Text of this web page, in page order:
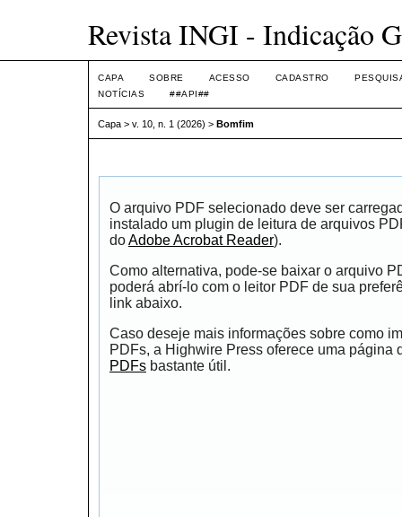
Revista INGI - Indicação
CAPA SOBRE ACESSO CADASTRO
NOTÍCIAS
##API##
Capa > v. 10, n. 1 (2026) > Bomfim
O arquivo PDF selecionado deve ser
instalado um plugin de leitura de arquivos
doAdobe Acrobat Reader).
Como alternativa, pode-se baixar o arquivo
poderá abrí-lo com o leitor PDF de sua
link abaixo.
Caso deseje mais informações sobre como
PDFs, a Highwire Press oferece uma página
PDFs bastante útil.